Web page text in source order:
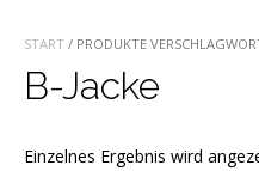
START / PRODUKTE
B-Jacke
Einzelnes Ergebnis wird